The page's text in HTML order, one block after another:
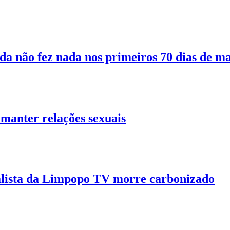
não fez nada nos primeiros 70 dias de
relações sexuais
da Limpopo TV morre carbonizado